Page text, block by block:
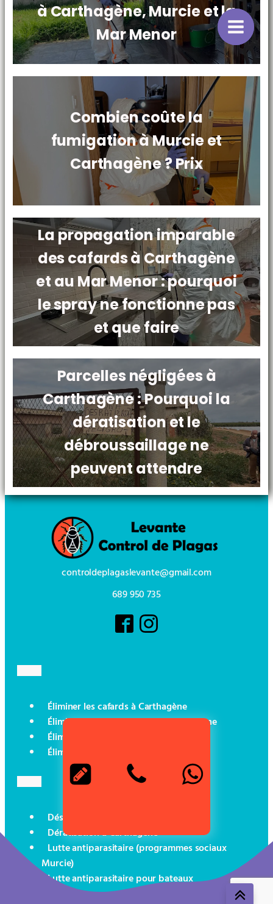
à Carthagène, Murcie et la
Mar Menor
Combien coûte la
fumigation à Murcie et
Carthagène ? Prix
La propagation imparable
des cafards à Carthagène
et au Mar Menor : pourquoi
le spray ne fonctionne pas
et que faire
Parcelles négligées à
Carthagène : Pourquoi la
dératisation et le
débroussaillage ne
peuvent attendre
controldeplagaslevante@gmail.com
689 950 735
Éliminer les cafards à Carthagène
Éliminer les punaises de lit à Carthagène
Éliminer les fourmis à Carthagène
Éliminer les rats à Carthagène
Désinsectisation à Carthagène
Dératisation à Carthagène
Lutte antiparasitaire (programmes sociaux
Murcie)
Lutte antiparasitaire pour bateaux